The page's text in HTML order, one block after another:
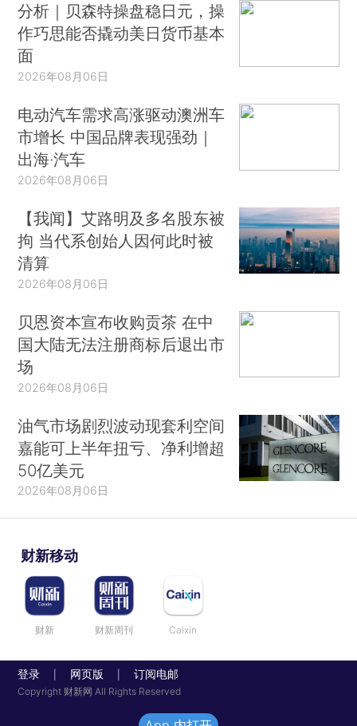
分析｜贝森特操盘稳日元，操
作巧思能否撬动美日货币基本
面
2026年08月06日
电动汽车需求高涨驱动澳洲车
市增长 中国品牌表现强劲｜
出海·汽车
2026年08月06日
【我闻】艾路明及多名股东被
拘 当代系创始人因何此时被
清算
2026年08月06日
贝恩资本宣布收购贡茶 在中
国大陆无法注册商标后退出市
场
2026年08月06日
油气市场剧烈波动现套利空间
嘉能可上半年扭亏、净利增超
50亿美元
2026年08月06日
财新移动
财新 财新周刊 Caixin
登录 网页版 订阅电邮
Copyright 财新网 All Rights Reserved